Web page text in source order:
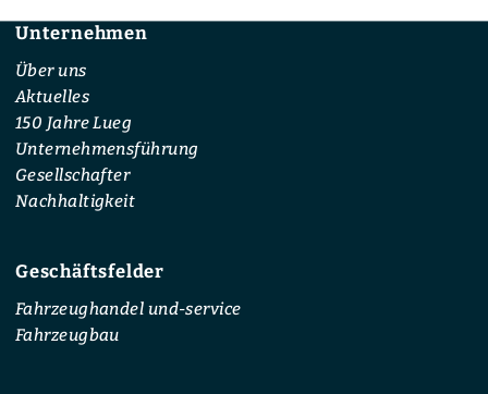
Footer
Unternehmen
Über uns
Aktuelles
150 Jahre Lueg
Unternehmensführung
Gesellschafter
Nachhaltigkeit
Geschäftsfelder
Fahrzeughandel und-service
Fahrzeugbau